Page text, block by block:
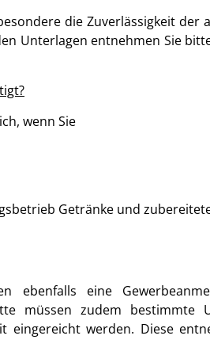
die Zuverlässigkeit der
Unterlagen entnehmen Sie
wenn Sie
Getränke und
ebenfalls eine
müssen zudem bestimmte
eingereicht werden. Diese